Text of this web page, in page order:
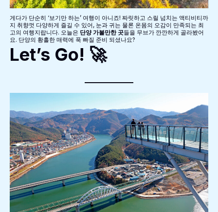
게다가 단순히 ‘보기만 하는’ 여행이 아니죠! 짜릿하고 스릴 넘치는 액티비티까
지 취향껏 다양하게 즐길 수 있어, 눈과 귀는 물론 온몸의 오감이 만족되는 최
고의 여행지랍니다. 오늘은 단양 가볼만한 곳들을 무브가 깐깐하게 골라봤어
요. 단양의 황홀한 매력에 푹 빠질 준비 되셨나요?
Let’s Go! 🚀